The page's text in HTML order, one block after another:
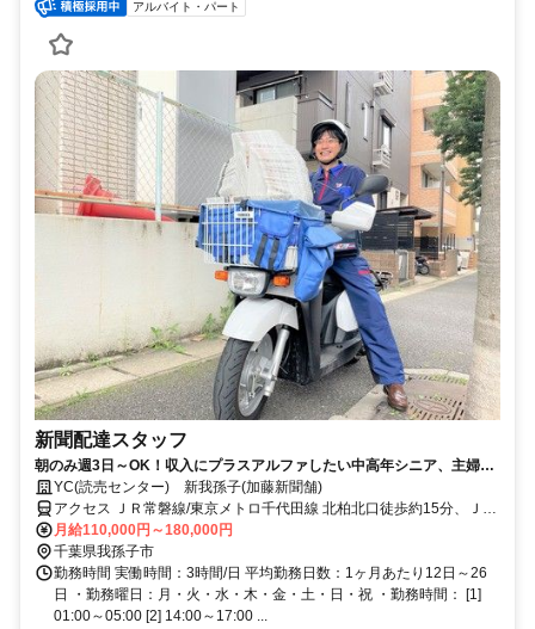
アルバイト・パート
新聞配達スタッフ
朝のみ週3日～OK！収入にプラスアルファしたい中高年シニア、主婦パ
ートも活躍中！配達未経験者大歓迎♪
YC(読売センター) 新我孫子(加藤新聞舗)
アクセス ＪＲ常磐線/東京メトロ千代田線 北柏北口徒歩約15分、ＪＲ
常磐線/東京メトロ千代田線 我孫子（千葉県）北口徒歩約16分、ＪＲ
成田線 我孫子（千葉県）北口徒歩約16分
月給110,000円～180,000円
千葉県我孫子市
勤務時間 実働時間：3時間/日 平均勤務日数：1ヶ月あたり12日～26
日 ・勤務曜日：月・火・水・木・金・土・日・祝 ・勤務時間： [1]
01:00～05:00 [2] 14:00～17:00 ...